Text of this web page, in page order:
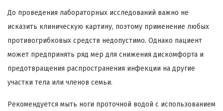
До проведения лабораторных исследований важно не
исказить клиническую картину, поэтому применение любых
противогрибковых средств недопустимо. Однако пациент
может предпринять ряд мер для снижения дискомфорта и
предотвращения распространения инфекции на другие
участки тела или членов семьи.
Рекомендуется мыть ноги проточной водой с использованием